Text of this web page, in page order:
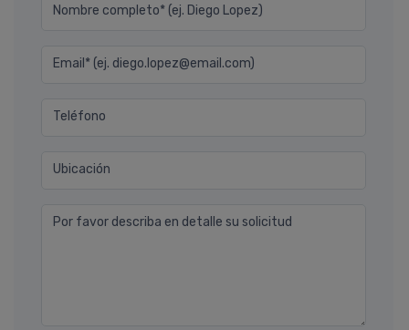
Nombre completo* (ej. Diego Lopez)
Email* (ej. diego.lopez@email.com)
Teléfono
Ubicación
Por favor describa en detalle su solicitud